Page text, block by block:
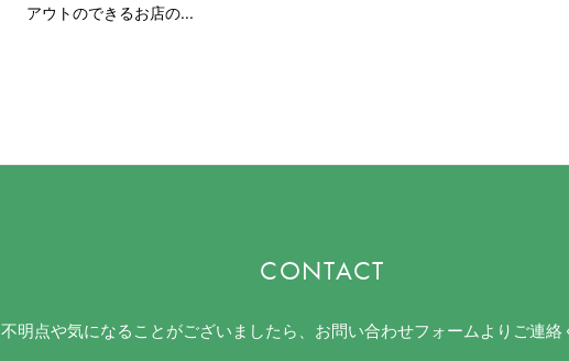
アウトのできるお店の...
CONTACT
不明点や気になることがございましたら、お問い合わせフォームよりご連絡